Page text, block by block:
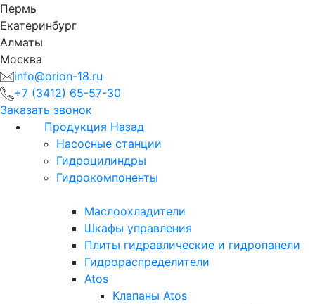
Пермь
Екатеринбург
Алматы
Москва
info@orion-18.ru
+7 (3412) 65-57-30
Заказать звонок
Продукция Назад
Насосные станции
Гидроцилиндры
Гидрокомпоненты
Маслоохладители
Шкафы управления
Плиты гидравлические и гидропанели
Гидрораспределители
Atos
Клапаны Atos